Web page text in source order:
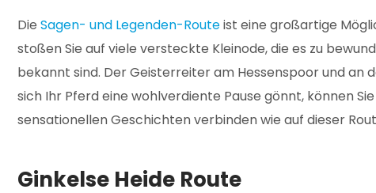
Die Sagen- und Legenden-Routeist eine großartige
stoßen Sie auf viele versteckte Kleinode, die es zu
bekannt sind. Der Geisterreiter am Hessenspoor und an
sich Ihr Pferd eine wohlverdiente Pause gönnt, können
sensationellen Geschichten verbinden wie auf dieser
Ginkelse Heide Route